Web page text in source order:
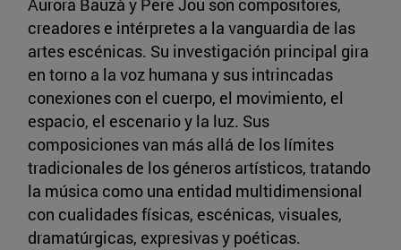
Aurora Bauzà y Pere Jou son compositores,
creadores e intérpretes a la vanguardia de las
artes escénicas. Su investigación principal gira
en torno a la voz humana y sus intrincadas
conexiones con el cuerpo, el movimiento, el
espacio, el escenario y la luz. Sus
composiciones van más allá de los límites
tradicionales de los géneros artísticos, tratando
la música como una entidad multidimensional
con cualidades físicas, escénicas, visuales,
dramatúrgicas, expresivas y poéticas.